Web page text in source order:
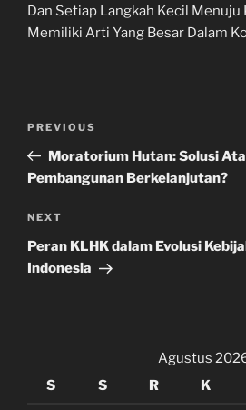
Dan Setiap Langkah Kecil
Memiliki Arti Yang Besar Dalam
Previous
Post
PREVIOUS
Moratorium Hutan: Solusi
Pembangunan Berkelanjutan?
Next
Post
NEXT
Peran KLHK dalam Evolusi
Indonesia
Agustus
S
S R K